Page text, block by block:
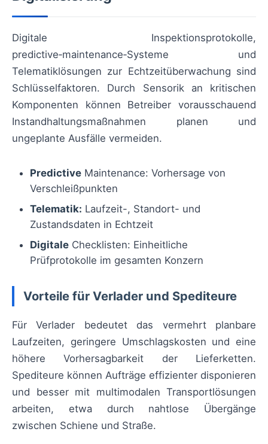
Digitale Inspektionsprotokolle,
predictive‑maintenance‑Systeme und
Telematiklösungen zur Echtzeitüberwachung sind
Schlüsselfaktoren. Durch Sensorik an kritischen
Komponenten können Betreiber vorausschauend
Instandhaltungsmaßnahmen planen und
ungeplante Ausfälle vermeiden.
Predictive Maintenance: Vorhersage von
Verschleißpunkten
Telematik: Laufzeit-, Standort- und
Zustandsdaten in Echtzeit
Digitale Checklisten: Einheitliche
Prüfprotokolle im gesamten Konzern
Vorteile für Verlader und Spediteure
Für Verlader bedeutet das vermehrt planbare
Laufzeiten, geringere Umschlagskosten und eine
höhere Vorhersagbarkeit der Lieferketten.
Spediteure können Aufträge effizienter disponieren
und besser mit multimodalen Transportlösungen
arbeiten, etwa durch nahtlose Übergänge
zwischen Schiene und Straße.